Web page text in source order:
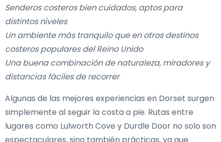
Senderos costeros bien cuidados, aptos para
distintos niveles
Un ambiente más tranquilo que en otros destinos
costeros populares del Reino Unido
Una buena combinación de naturaleza, miradores y
distancias fáciles de recorrer
Algunas de las mejores experiencias en Dorset surgen
simplemente al seguir la costa a pie. Rutas entre
lugares como Lulworth Cove y Durdle Door no solo son
espectaculares, sino también prácticas, ya que